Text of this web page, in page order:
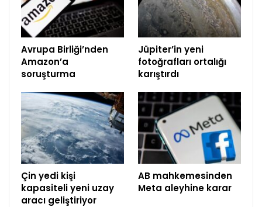
Avrupa Birliği’nden
Amazon’a
soruşturma
Jüpiter’in yeni
fotoğrafları ortalığı
karıştırdı
Çin yedi kişi
kapasiteli yeni uzay
aracı geliştiriyor
AB mahkemesinden
Meta aleyhine karar